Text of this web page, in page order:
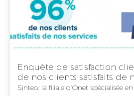
Enquête de satisfaction
de nos clients satisfaits de
Sinteo, la filiale d’Onet spécialisée